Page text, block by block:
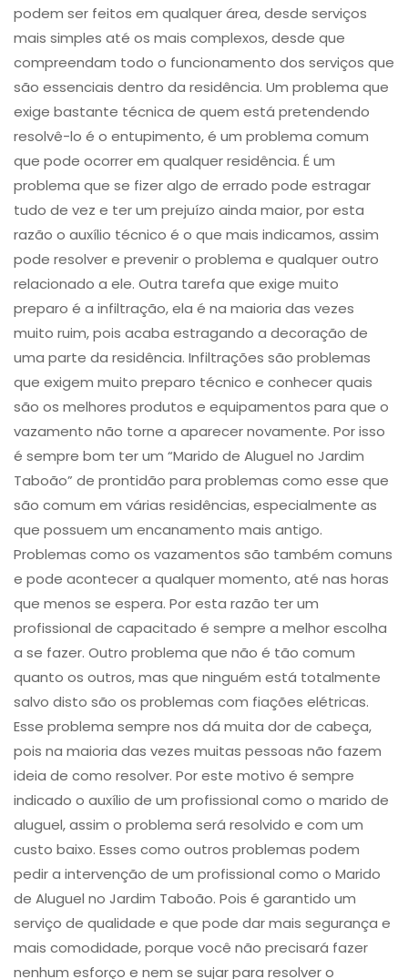
podem ser feitos em qualquer área, desde serviços
mais simples até os mais complexos, desde que
compreendam todo o funcionamento dos serviços que
são essenciais dentro da residência. Um problema que
exige bastante técnica de quem está pretendendo
resolvê-lo é o entupimento​, é um problema comum
que pode ocorrer em qualquer residência. É um
problema que se fizer algo de errado pode estragar
tudo de vez e ter um prejuízo ainda maior, por esta
razão o auxílio técnico é o que mais indicamos, assim
pode resolver e prevenir o problema e qualquer outro
relacionado a ele. Outra tarefa que exige muito
preparo é a ​infiltração​, ela é na maioria das vezes
muito ruim, pois acaba estragando a decoração de
uma parte da residência. Infiltrações são problemas
que exigem muito preparo técnico e conhecer quais
são os melhores produtos e equipamentos para que o
vazamento não torne a aparecer novamente. Por isso
é sempre bom ter um “Marido de Aluguel no Jardim
Taboão” de prontidão para problemas como esse que
são comum em várias residências, especialmente as
que possuem um encanamento mais antigo.
Problemas como os ​vazamentos são também comuns
e pode acontecer a qualquer momento, até nas horas
que menos se espera. Por esta razão ter um
profissional de capacitado é sempre a melhor escolha
a se fazer. Outro problema que não é tão comum
quanto os outros, mas que ninguém está totalmente
salvo disto são os problemas com ​fiações elétricas​.
Esse problema sempre nos dá muita dor de cabeça,
pois na maioria das vezes muitas pessoas não fazem
ideia de como resolver. Por este motivo é sempre
indicado o auxílio de um profissional como o marido de
aluguel, assim o problema será resolvido e com um
custo baixo. Esses como outros problemas podem
pedir a intervenção de um profissional como o Marido
de Aluguel no Jardim Taboão. Pois é garantido um
serviço de qualidade e que pode dar mais segurança e
mais comodidade, porque você não precisará fazer
nenhum esforço e nem se sujar para resolver o